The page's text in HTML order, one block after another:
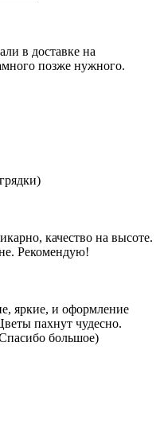
в доставке на
позже нужного.
качество на высоте.
Рекомендую!
яркие, и оформление
пахнут чудесно.
большое)